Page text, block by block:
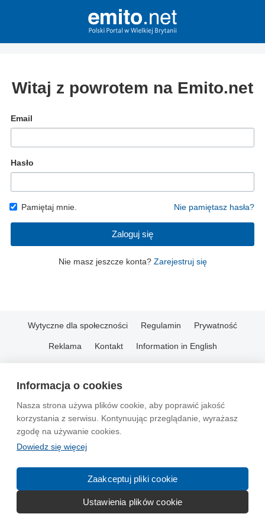
Informacja o cookies
Nasza strona używa plików cookie, aby poprawić jakość
korzystania z serwisu. Kontynuując przeglądanie, wyrażasz
zgodę na używanie cookies.
Dowiedz się więcej
Zaakceptuj pliki cookie
Ustawienia plików cookie
Witaj z powrotem na Emito.net
Email
Hasło
Pamiętaj mnie. Nie pamiętasz hasła?
Zaloguj się
Nie masz jeszcze konta? Zarejestruj się
Wytyczne dla społeczności Regulamin Prywatność
Reklama Kontakt Information in English